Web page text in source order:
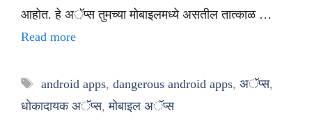
आहोत. हे अॅप्स तुमच्या मोबाइलमध्ये असतील तात्काळ …
Read more
Tags
android apps, dangerous android apps, अॅप्स,
धोकादायक अॅप्स,मोबाइल अॅप्स